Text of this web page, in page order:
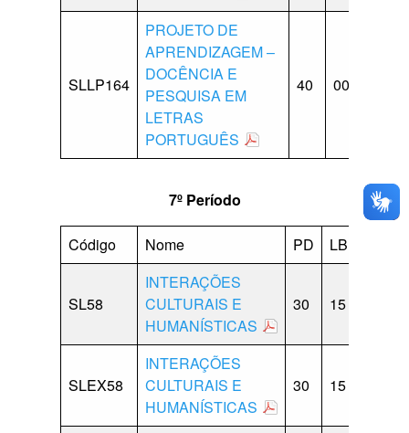
SLLP164
PROJETO DE
APRENDIZAGEM –
DOCÊNCIA E
PESQUISA EM
LETRAS
PORTUGUÊS
40 00
7º Período
Código Nome PD LB
SL58
INTERAÇÕES
CULTURAIS E
HUMANÍSTICAS
30 15
SLEX58
INTERAÇÕES
CULTURAIS E
HUMANÍSTICAS
30 15